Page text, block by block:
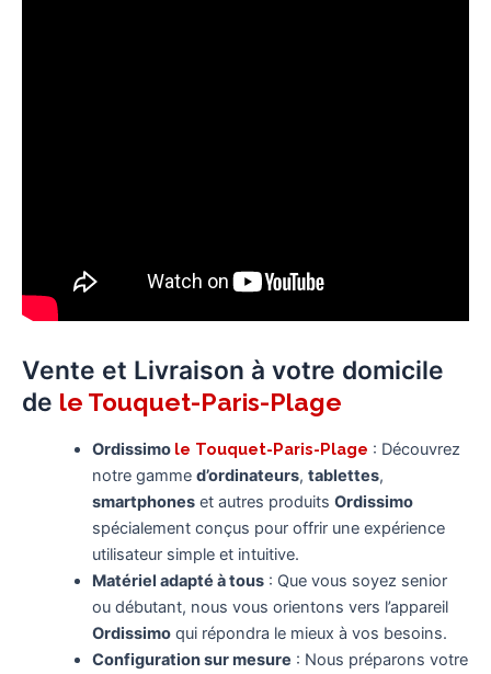
Vente et Livraison à votre domicile
de le Touquet-Paris-Plage
Ordissimo le Touquet-Paris-Plage : Découvrez
notre gamme d’ordinateurs, tablettes,
smartphoneset autres produits Ordissimo
spécialement conçus pour offrir une expérience
utilisateur simple et intuitive.
Matériel adapté à tous: Que vous soyez senior
ou débutant, nous vous orientons vers l’appareil
Ordissimoqui répondra le mieux à vos besoins.
Configuration sur mesure : Nous préparons votre